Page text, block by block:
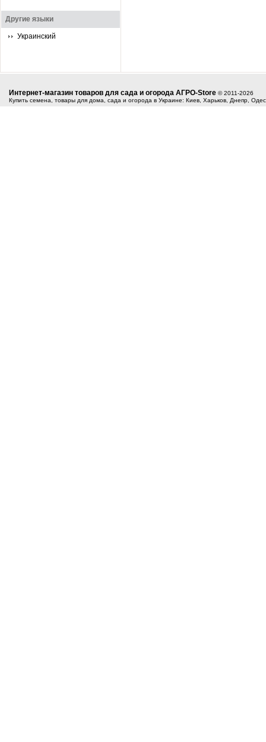
Другие языки
Украинский
Интернет-магазин товаров для сада и огорода АГРО-Store © 2011-2026
Купить семена, товары для дома, сада и огорода в Украине: Киев, Харьков, Днепр,